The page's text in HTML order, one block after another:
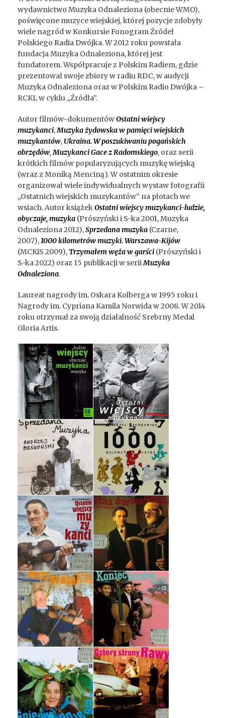
wydawnictwo Muzyka Odnaleziona (obecnie WMO),
poświęcone muzyce wiejskiej, której pozycje zdobyły
wiele nagród w Konkursie Fonogram Źródeł
Polskiego Radia Dwójka. W 2012 roku powstała
fundacja Muzyka Odnaleziona, której jest
fundatorem. Współpracuje z Polskim Radiem, gdzie
prezentował swoje zbiory w radiu RDC, w audycji
Muzyka Odnaleziona oraz w Polskim Radio Dwójka –
RCKL w cyklu „Źródła”.
Autor filmów-dokumentówOstatni wiejscy
muzykanci,Muzyka żydowska w pamięci wiejskich
muzykantów, Ukraina. W poszukiwaniu pogańskich
obrzędów,Muzykanci Gace z Radomskiego, oraz serii
krótkich filmów popularyzujących muzykę wiejską
(wraz z Moniką Menciną). W ostatnim okresie
organizował wiele indywidualnych wystaw fotografii
„Ostatnich wiejskich muzykantów” na płotach we
wsiach. Autor książekOstatni wiejscy muzykanci-ludzie,
obyczaje, muzyka (Prószyński i S-ka 2001, Muzyka
Odnaleziona 2012),Sprzedana muzyka (Czarne,
2007),1000 kilometrów muzyki. Warszawa-Kijów
(MCKiS 2009),Trzymałem węża w garści (Prószyński i
S-ka 2022) oraz 15 publikacji w seriiMuzyka
Odnaleziona.
Laureat nagrody im. Oskara Kolberga w 1995 roku i
Nagrody im. Cypriana Kamila Norwida w 2008. W 2014
roku otrzymał za swoją działalność Srebrny Medal
Gloria Artis.